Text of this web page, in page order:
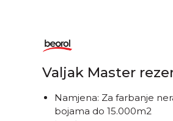
Valjak Master
Namjena: Za farbanje
bojama do 15.000m2